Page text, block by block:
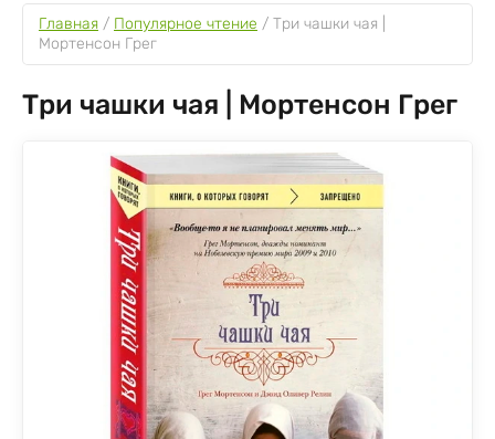
Главная / Популярное чтение / Три чашки чая |
Мортенсон Грег
Три чашки чая | Мортенсон Грег